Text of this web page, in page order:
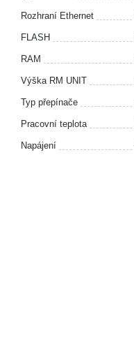
Rozhraní Ethernet
FLASH
RAM
Výška RM UNIT
Typ přepínače
Pracovní teplota
Napájení